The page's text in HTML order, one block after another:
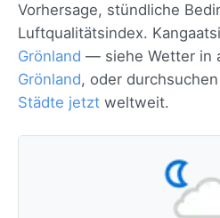
Vorhersage, stündliche
Luftqualitätsindex.
Grönland — siehe Wetter in
Grönland, oder
Städte jetzt weltweit.